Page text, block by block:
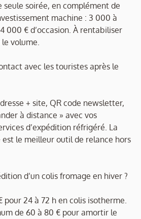
soirée, en complément de
machine : 3 000 à
000 € d’occasion. À rentabiliser
le volume.
avec les touristes après le
+ site, QR code newsletter,
à distance » avec vos
d’expédition réfrigéré. La
le meilleur outil de relance hors
d’un colis fromage en hiver ?
pour 24 à 72 h en colis isotherme.
de 60 à 80 € pour amortir le